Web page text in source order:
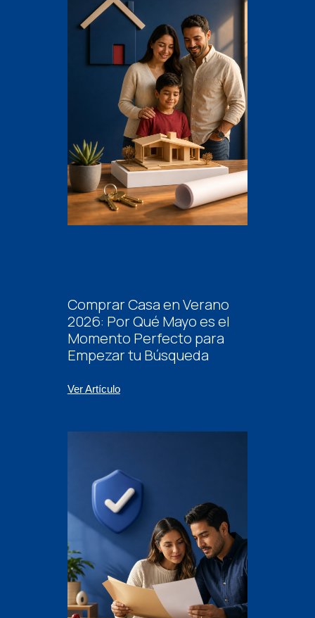
Comprar Casa en Verano
2026: Por Qué Mayo es el
Momento Perfecto para
Empezar tu Búsqueda
Ver Artículo